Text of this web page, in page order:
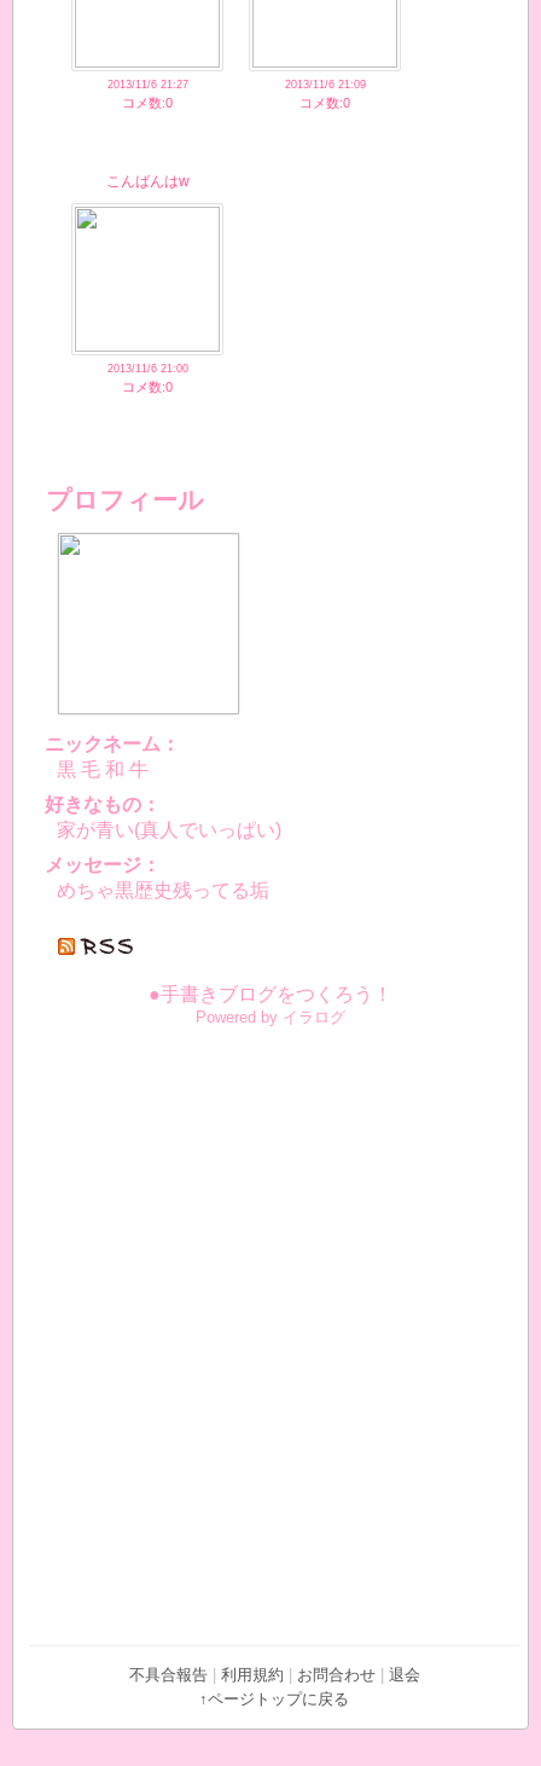
2013/11/6 21:27
コメ数:0
2013/11/6 21:09
コメ数:0
こんばんはw
2013/11/6 21:00
コメ数:0
プロフィール
ニックネーム：
黒 毛 和 牛
好きなもの：
家が青い(真人でいっぱい)
メッセージ：
めちゃ黒歴史残ってる垢
●手書きブログをつくろう！
Powered by イラログ
不具合報告 利用規約 お問合わせ
退会
↑ページトップに戻る